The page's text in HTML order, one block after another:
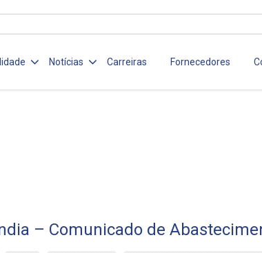
Notícias Carreiras Fornecedores
– Comunicado de